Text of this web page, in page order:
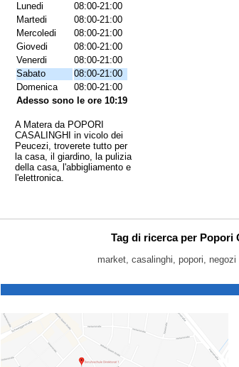
Lunedi
08:00-21:00
Martedi
08:00-21:00
Mercoledi
08:00-21:00
Giovedi
08:00-21:00
Venerdi
08:00-21:00
Sabato
08:00-21:00
Domenica
08:00-21:00
Adesso sono le ore 10:19
A Matera da POPORI
CASALINGHI in vicolo dei
Peucezi, troverete tutto per
la casa, il giardino, la pulizia
della casa, l'abbigliamento e
l'elettronica.
Tag di ricerca per Popori
market, casalinghi, popori,